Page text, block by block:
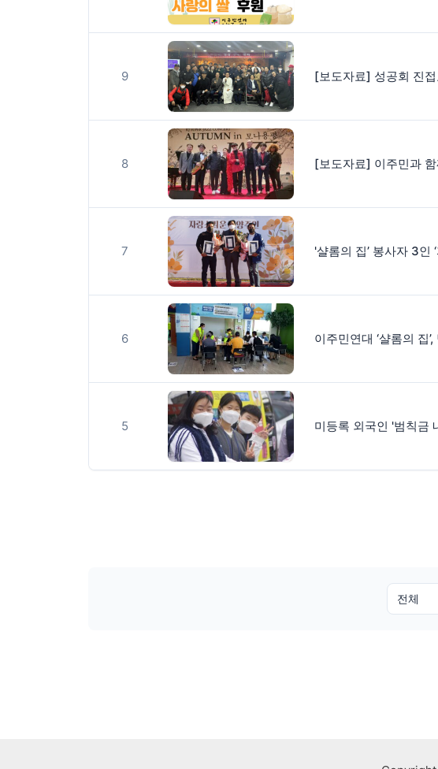
9
8
7 '샬롬의 집’ 봉사자 3인
6
5 미등록 외국인 '범칙금